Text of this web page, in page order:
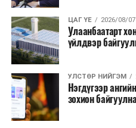
Түүнчлэн түлш,
бүрдүүлэх зоорь, агуулах
хөнгөлөлттэй зээл
үзүүлэхийг салбарын сайд
ЦАГ ҮЕ 2026/08/07
Улаанбаатарт
үйлдвэр
УЛСТӨР НИЙГЭМ
Нэгдүгээр
зохион байгуулна